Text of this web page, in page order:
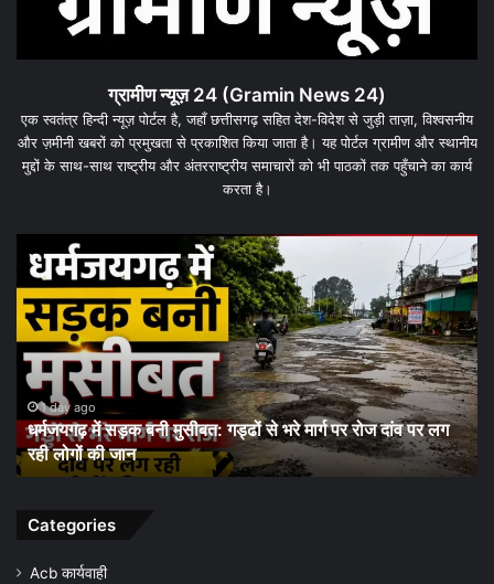
ग्रामीण न्यूज़ 24 (Gramin News 24)
एक स्वतंत्र हिन्दी न्यूज़ पोर्टल है, जहाँ छत्तीसगढ़ सहित देश-विदेश से जुड़ी ताज़ा, विश्वसनीय
और ज़मीनी खबरों को प्रमुखता से प्रकाशित किया जाता है। यह पोर्टल ग्रामीण और स्थानीय
मुद्दों के साथ-साथ राष्ट्रीय और अंतरराष्ट्रीय समाचारों को भी पाठकों तक पहुँचाने का कार्य
करता है।
दांव पर लग
में
मलेरिया
अलर्ट:
स्वास्थ्य
विभाग
किया
जन-
जागरूकता
समय
जांच
2 days ago
धरमजयगढ़ में मलेरिया अलर्ट: स्वास्थ्य विभाग ने शुरू किया
जागरूकता अभियान, समय पर जांच और बचाव की अपील
Categories
Acb कार्यवाही